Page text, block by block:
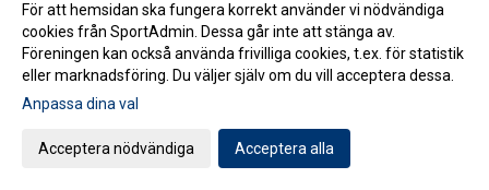
För att hemsidan ska fungera korrekt använder vi nödvändiga
cookies från SportAdmin. Dessa går inte att stänga av.
Föreningen kan också använda frivilliga cookies, t.ex. för statistik
eller marknadsföring. Du väljer själv om du vill acceptera dessa.
Anpassa dina val
Acceptera nödvändiga Acceptera alla